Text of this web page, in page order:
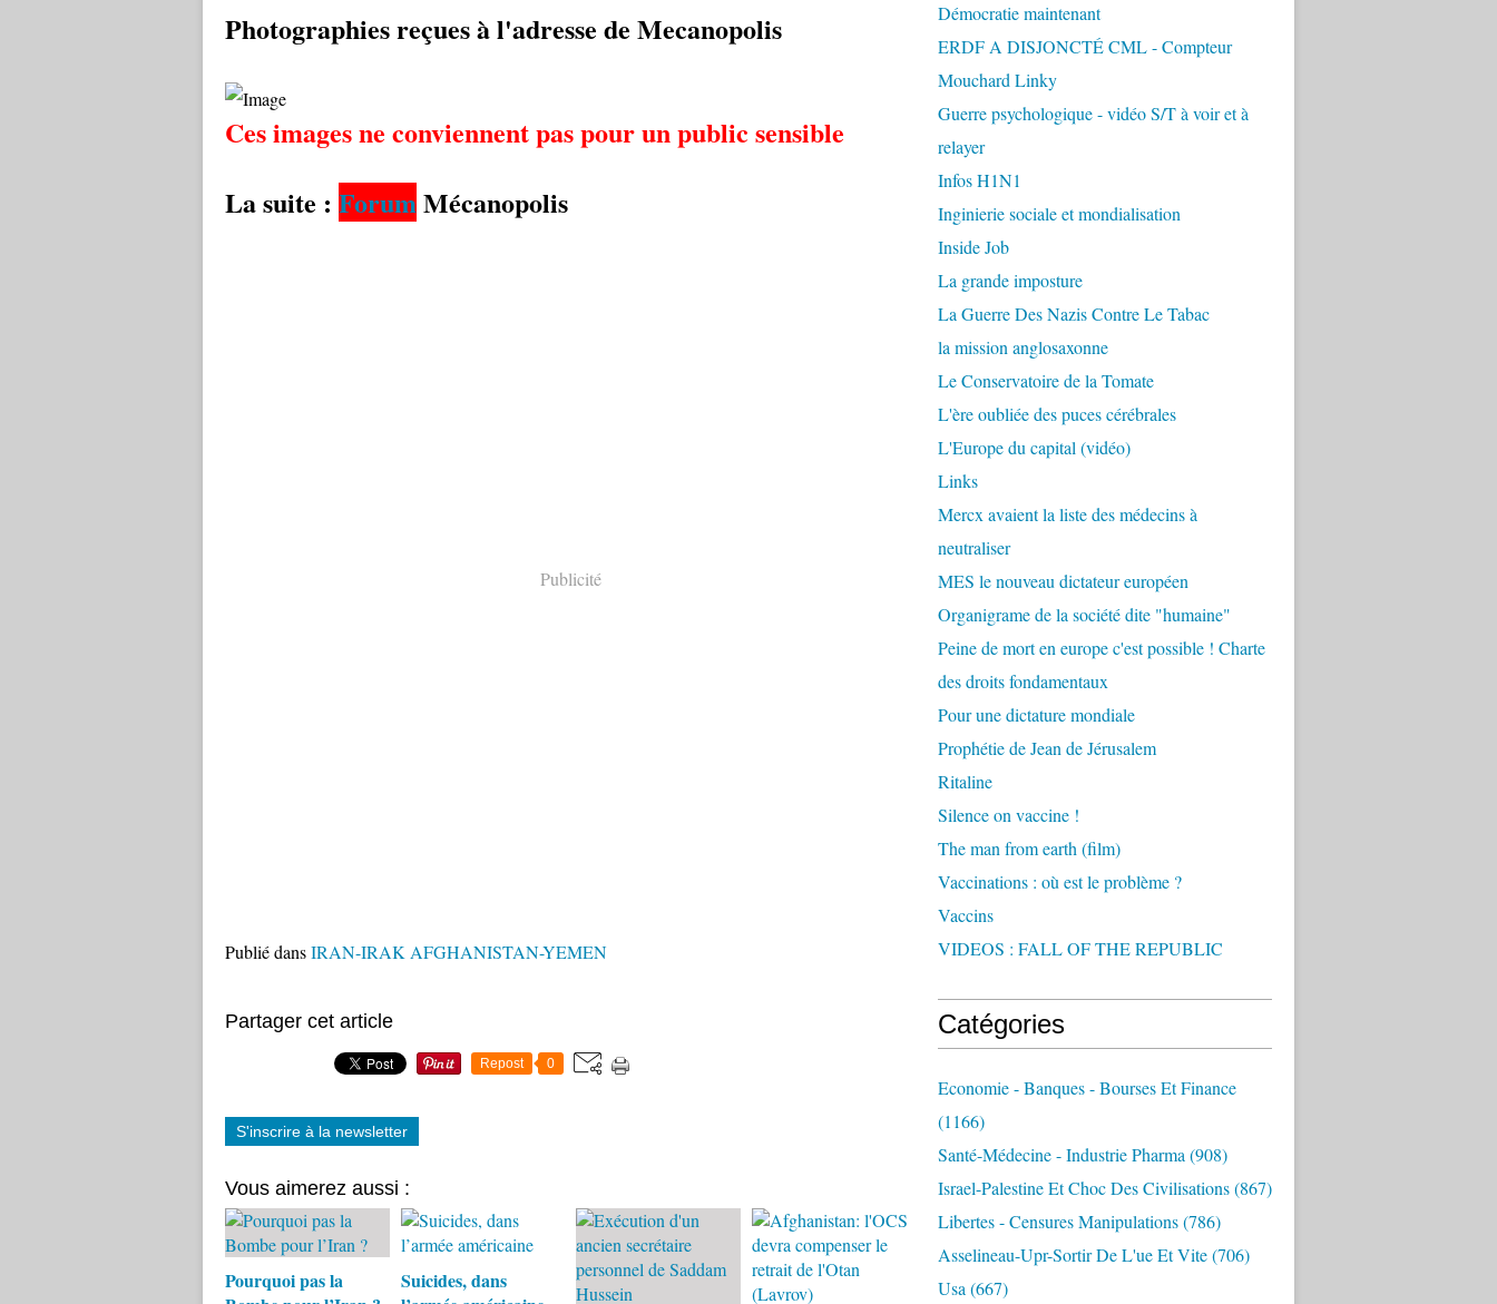
Photographies reçues à l'adresse de Mecanopolis
Ces images ne conviennent pas pour un public sensible
La suite : ForumMécanopolis
Publicité
Publié dansIRAN-IRAK AFGHANISTAN-YEMEN
Partager cet article
Repost 0
S'inscrire à la newsletter
Vous aimerez aussi :
Pourquoi pas la
Suicides, dans
Démocratie maintenant
ERDF A DISJONCTÉ CML - Compteur
Mouchard Linky
Guerre psychologique - vidéo S/T à voir et à
relayer
Infos H1N1
Inginierie sociale et mondialisation
Inside Job
La grande imposture
La Guerre Des Nazis Contre Le Tabac
la mission anglosaxonne
Le Conservatoire de la Tomate
L'ère oubliée des puces cérébrales
L'Europe du capital (vidéo)
Links
Mercx avaient la liste des médecins à
neutraliser
MES le nouveau dictateur européen
Organigrame de la société dite "humaine"
Peine de mort en europe c'est possible ! Charte
des droits fondamentaux
Pour une dictature mondiale
Prophétie de Jean de Jérusalem
Ritaline
Silence on vaccine !
The man from earth (film)
Vaccinations : où est le problème ?
Vaccins
VIDEOS : FALL OF THE REPUBLIC
Catégories
Economie - Banques - Bourses Et Finance
(1166)
Santé-Médecine - Industrie Pharma (908)
Israel-Palestine Et Choc Des Civilisations(867)
Libertes - Censures Manipulations(786)
Asselineau-Upr-Sortir De L'ue Et Vite(706)
Usa (667)